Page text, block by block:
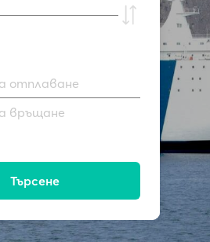
отплаване
връщане
Търсене